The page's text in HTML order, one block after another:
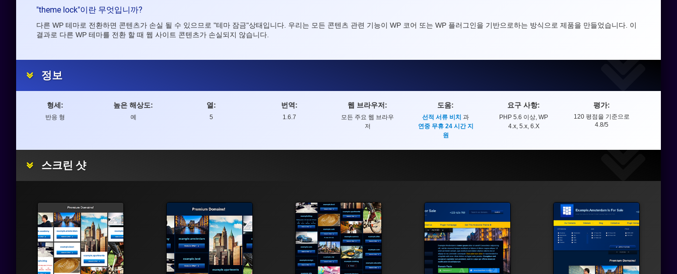
"theme lock"이란 무엇입니까?
다른 WP 테마로 전환하면 콘텐츠가 손실 될 수 있으므로 "테마 잠금"상태입니다. 우리는 모든 콘텐츠 관련 기능이 WP 코어 또는 WP 플러그인을 기반으로하는 방식으로 제품을 만들었습니다. 이
결과로 다른 WP 테마를 전환 할 때 웹 사이트 콘텐츠가 손실되지 않습니다.
정보
형세:
반응 형
높은 해상도:
예
열:
5
번역:
1.6.7
웹 브라우저:
모든 주요 웹 브라우
저
도움:
선적 서류 비치 과
연중 무휴 24 시간 지
원
요구 사항:
PHP 5.6 이상, WP
4.x, 5.x, 6.X
평가:
120 평점을 기준으로
4.8/5
스크린 샷